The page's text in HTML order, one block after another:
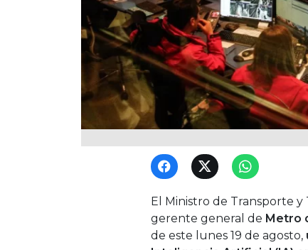
El Ministro de Transporte y
gerente general de Metro
de este lunes 19 de agosto,